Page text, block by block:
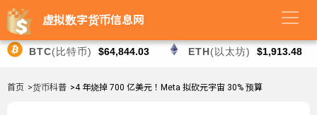
虚拟数字货币信息网
BTC(比特币) $64,844.03 ETH(以太坊) $1,913.48
首页 >货币科普 >4 年烧掉 700 亿美元！Meta 拟砍元宇宙 30% 预算